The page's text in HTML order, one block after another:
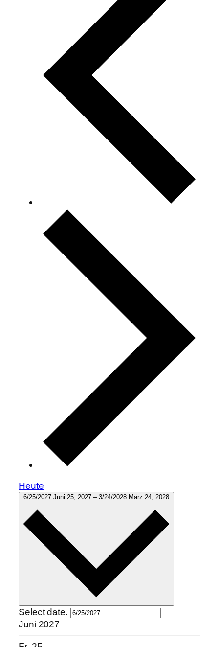
Heute
6/25/2027 Juni 25, 2027 – 3/24/2028 März 24, 2028
Select date.
Juni 2027